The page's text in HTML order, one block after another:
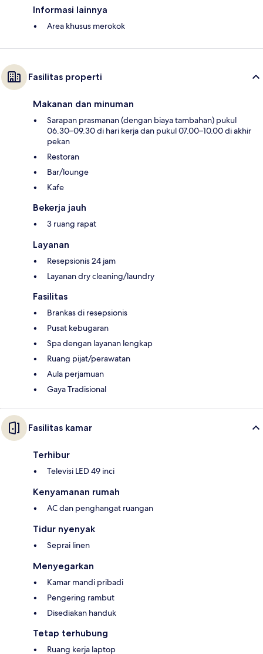
Informasi lainnya
Area khusus merokok
Fasilitas properti
Makanan dan minuman
Sarapan prasmanan (dengan biaya tambahan) pukul
06.30–09.30 di hari kerja dan pukul 07.00–10.00 di akhir
pekan
Restoran
Bar/lounge
Kafe
Bekerja jauh
3 ruang rapat
Layanan
Resepsionis 24 jam
Layanan dry cleaning/laundry
Fasilitas
Brankas di resepsionis
Pusat kebugaran
Spa dengan layanan lengkap
Ruang pijat/perawatan
Aula perjamuan
Gaya Tradisional
Fasilitas kamar
Terhibur
Televisi LED 49 inci
Kenyamanan rumah
AC dan penghangat ruangan
Tidur nyenyak
Seprai linen
Menyegarkan
Kamar mandi pribadi
Pengering rambut
Disediakan handuk
Tetap terhubung
Ruang kerja laptop